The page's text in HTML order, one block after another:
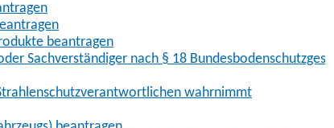
beantragen
Sachverständiger nach § 18
wahrnimmt